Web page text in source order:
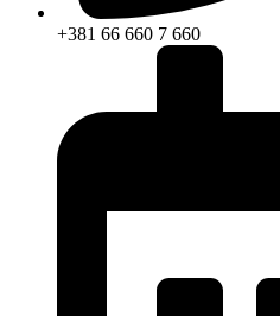
+381 66 660 7 660